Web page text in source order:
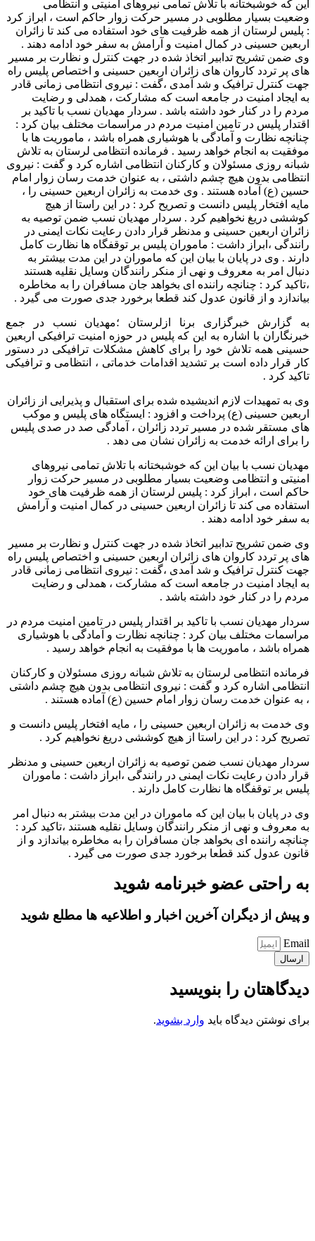
این که خوشبختانه با تلاش تمامی نیروهای امنیتی و انتظامی
وضعیت بسیار مطلوبی در مسیر حرکت زوار حاکم است ، ابراز کرد
: پلیس لرستان از همه ظرفیت های خود استفاده می کند تا زائران
اربعین حسینی در کمال امنیت و آرامش به سفر خود ادامه دهند .
وی ضمن تشریح تدابیر اتخاذ شده در جهت کنترل و نظارت بر مسیر
های پر تردد کاروان های زائران اربعین حسینی و اختصاص پلیس راه
جهت کنترل ترافیک و شد آمدی ،گفت : نیروی انتظامی زمانی قادر
به ایجاد امنیت در جامعه است که مشارکت ، همدلی و رضایت
مردم را در کنار خود داشته باشد . سردار مهدیان نسب با تاکید بر
اقتدار پلیس در تامین امنیت مردم در مراسمات مختلف بیان کرد :
چنانچه نظارت و آمادگی با هوشیاری همراه باشد ، ماموریت ها با
موفقیت به انجام خواهد رسید . فرمانده انتظامی لرستان به تلاش
شبانه روزی مسئولان و کارکنان انتظامی اشاره کرد و گفت : نیروی
انتظامی بدون هیچ چشم داشتی ، به عنوان خدمت رسان زوار امام
حسین (ع) آماده هستند . وی خدمت به زائران اربعین حسینی را ،
مایه افتخار پلیس دانست و تصریح کرد : در این راستا از هیچ
کوششی دریغ نخواهیم کرد . سردار مهدیان نسب ضمن توصیه به
زائران اربعین حسینی و مدنظر قرار دادن رعایت نکات ایمنی در
رانندگی ،ابراز داشت : ماموران پلیس بر توقفگاه ها نظارت کامل
دارند . وی در پایان با بیان این که ماموران در این مدت بیشتر به
دنبال امر به معروف و نهی از منکر رانندگان وسایل نقلیه هستند
،تاکید کرد : چنانچه راننده ای بخواهد جان مسافران را به مخاطره
بیاندازد و از قانون عدول کند قطعا برخورد جدی صورت می گیرد .
به گزارش خبرگزاری برنا ازلرستان ؛مهدیان نسب در جمع
خبرنگاران با اشاره به این که پلیس در حوزه امنیت ترافیکی اربعین
حسینی همه تلاش خود را برای کاهش مشکلات ترافیکی در دستور
کار قرار داده است بر تشدید اقدامات خدماتی ، انتظامی و ترافیکی
تاکید کرد .
وی به تمهیدات لازم اندیشیده شده برای استقبال و پذیرایی از زائران
اربعین حسینی (ع) پرداخت و افزود : ایستگاه های پلیس و موکب
های مستقر شده در مسیر تردد زائران ، آمادگی صد در صدی پلیس
را برای ارائه خدمت به زائران نشان می دهد .
مهدیان نسب با بیان این که خوشبختانه با تلاش تمامی نیروهای
امنیتی و انتظامی وضعیت بسیار مطلوبی در مسیر حرکت زوار
حاکم است ، ابراز کرد : پلیس لرستان از همه ظرفیت های خود
استفاده می کند تا زائران اربعین حسینی در کمال امنیت و آرامش
به سفر خود ادامه دهند .
وی ضمن تشریح تدابیر اتخاذ شده در جهت کنترل و نظارت بر مسیر
های پر تردد کاروان های زائران اربعین حسینی و اختصاص پلیس راه
جهت کنترل ترافیک و شد آمدی ،گفت : نیروی انتظامی زمانی قادر
به ایجاد امنیت در جامعه است که مشارکت ، همدلی و رضایت
مردم را در کنار خود داشته باشد .
سردار مهدیان نسب با تاکید بر اقتدار پلیس در تامین امنیت مردم در
مراسمات مختلف بیان کرد : چنانچه نظارت و آمادگی با هوشیاری
همراه باشد ، ماموریت ها با موفقیت به انجام خواهد رسید .
فرمانده انتظامی لرستان به تلاش شبانه روزی مسئولان و کارکنان
انتظامی اشاره کرد و گفت : نیروی انتظامی بدون هیچ چشم داشتی
، به عنوان خدمت رسان زوار امام حسین (ع) آماده هستند .
وی خدمت به زائران اربعین حسینی را ، مایه افتخار پلیس دانست و
تصریح کرد : در این راستا از هیچ کوششی دریغ نخواهیم کرد .
سردار مهدیان نسب ضمن توصیه به زائران اربعین حسینی و مدنظر
قرار دادن رعایت نکات ایمنی در رانندگی ،ابراز داشت : ماموران
پلیس بر توقفگاه ها نظارت کامل دارند .
وی در پایان با بیان این که ماموران در این مدت بیشتر به دنبال امر
به معروف و نهی از منکر رانندگان وسایل نقلیه هستند ،تاکید کرد :
چنانچه راننده ای بخواهد جان مسافران را به مخاطره بیاندازد و از
قانون عدول کند قطعا برخورد جدی صورت می گیرد .
به راحتی عضو خبرنامه شوید
و پیش از دیگران آخرین اخبار و اطلاعیه ها مطلع شوید
Email
ارسال
دیدگاهتان را بنویسید
برای نوشتن دیدگاه باید وارد بشوید.